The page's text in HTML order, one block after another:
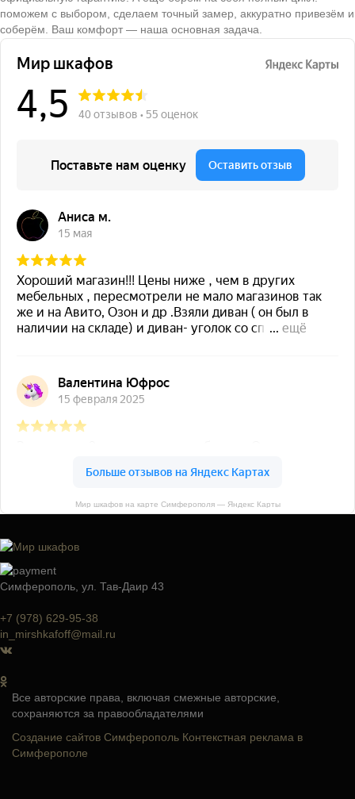
поможем с выбором, сделаем точный замер, аккуратно привезём и
соберём. Ваш комфорт — наша основная задача.
Мир шкафов на карте Симферополя — Яндекс Карты
Симферополь, ул. Тав-Даир 43
+7 (978) 629-95-38
in_mirshkafoff@mail.ru
Все авторские права, включая смежные авторские,
сохраняются за правообладателями
Создание сайтов Симферополь Контекстная реклама в
Симферополе